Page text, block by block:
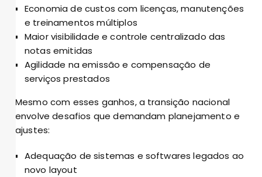
Economia de custos com licenças, manutenções
e treinamentos múltiplos
Maior visibilidade e controle centralizado das
notas emitidas
Agilidade na emissão e compensação de
serviços prestados
Mesmo com esses ganhos, a transição nacional
envolve desafios que demandam planejamento e
ajustes:
Adequação de sistemas e softwares legados ao
novo layout